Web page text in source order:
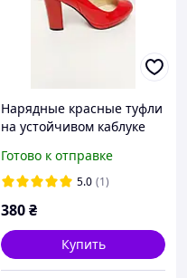
Нарядные красные туфли
на устойчивом каблуке
Готово к отправке
5.0 (1)
380₴
Купить